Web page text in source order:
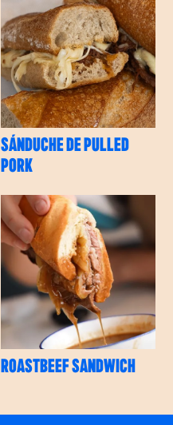
SÁNDUCHE DE PULLED
PORK
ROASTBEEF SANDWICH